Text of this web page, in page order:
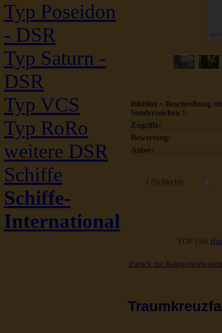
Typ Poseidon
- DSR
Typ Saturn -
DSR
Typ VCS
Typ RoRo
weitere DSR
Schiffe
Schiffe-
International
Bildtitel + Beschreibung
Sonderzeichen !:
Zugriffe:
Bewertung:
Autor:
1 (Schlecht)
TOP 150:
Zurück zur